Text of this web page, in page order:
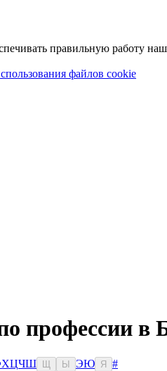
правильную работу
файлов cookie
профессии в
ХЦЧШ Ы ЭЮ Я
#